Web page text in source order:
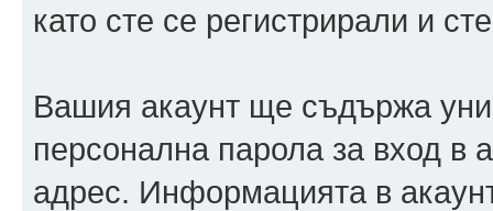
като сте се регистрирали и
Вашия акаунт ще съдържа
персонална парола за вход в
адрес. Информацията в